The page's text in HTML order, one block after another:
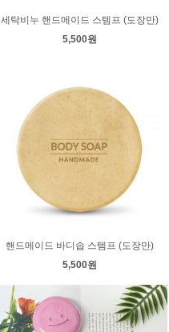
세탁비누 핸드메이드 스템프 (도장만)
5,500원
핸드메이드 바디솝 스템프 (도장만)
5,500원